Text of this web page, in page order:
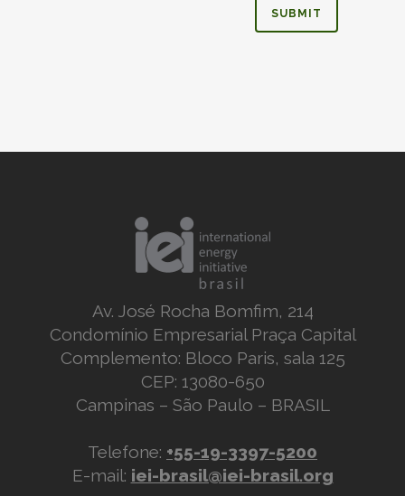
Av. José Rocha Bomfim, 214
Condomínio Empresarial Praça Capital
Complemento: Bloco Paris, sala 125
CEP: 13080-650
Campinas – São Paulo – BRASIL
Telefone: +55-19-3397-5200
E-mail: iei-brasil@iei-brasil.org